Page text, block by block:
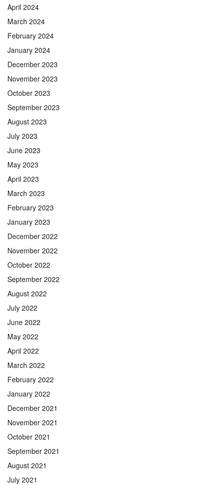
April 2024
March 2024
February 2024
January 2024
December 2023
November 2023
October 2023
September 2023
August 2023
July 2023
June 2023
May 2023
April 2023
March 2023
February 2023
January 2023
December 2022
November 2022
October 2022
September 2022
August 2022
July 2022
June 2022
May 2022
April 2022
March 2022
February 2022
January 2022
December 2021
November 2021
October 2021
September 2021
August 2021
July 2021